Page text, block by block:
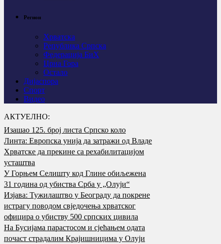
Регион
Хрватска
Република Српска
Федерација БиХ
Црна Гора
Остало
Дијаспора
Спорт
Видео
АКТУЕЛНО:
Изашао 125. број листа Српско коло
Линта: Европска унија да затражи од Владе
Хрватске да прекине са рехабилитацијом
усташтва
У Горњем Селишту код Глине обиљежена
31 година од убиства Срба у „Олуји“
Изјава: Тужилаштво у Београду да покрене
истрагу поводом свједочења хрватског
официра о убиству 500 српских цивила
На Бусијама парастосом и сјећањем одата
почаст страдалим Крајишницима у Олуји